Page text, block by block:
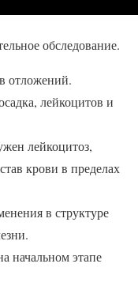
обследование.
отложений.
лейкоцитов и
лейкоцитоз,
крови в пределах
в структуре
начальном этапе